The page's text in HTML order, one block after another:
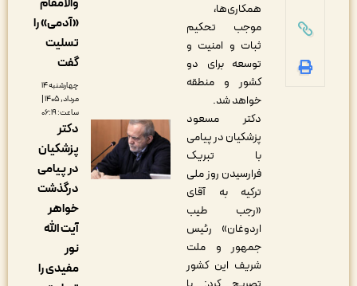
همکاری‌ها،
موجب تحکیم
ثبات و امنیت و
توسعه برای دو
کشور و منطقه
خواهد شد.
دکتر مسعود
پزشکیان در پیامی
با تبریک
فرارسیدن روز ملی
ترکیه به آقای
«رجب طیب
اردوغان» رئیس
جمهور و ملت
شریف این کشور
«آدمی» را
چهارشنبه ۱۴
مرداد, ۱۴۰۵ |
دکتر
پزشکیان
در پیامی
درگذشت
مفیدی را